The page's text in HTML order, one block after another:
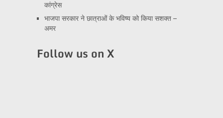
कांग्रेस
भाजपा सरकार ने छात्राओं के भविष्य को किया सशक्त –
अमर
Follow us on X